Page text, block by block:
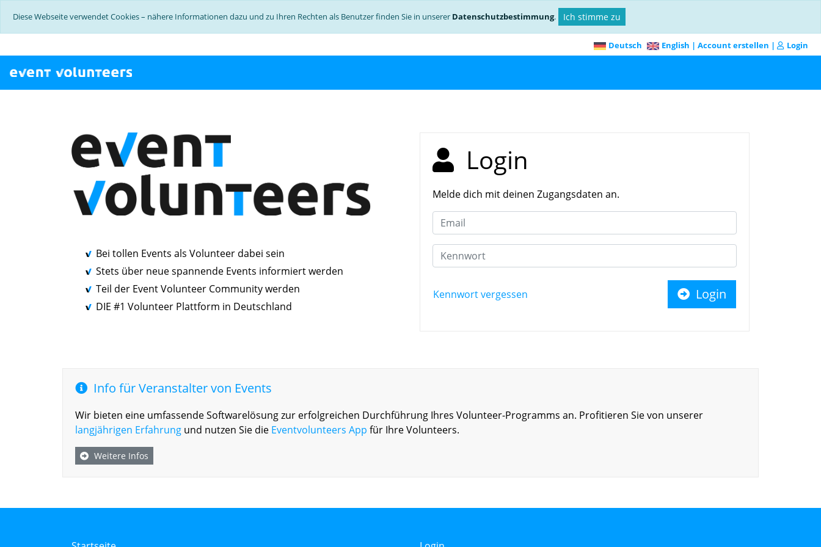
Diese Webseite verwendet Cookies – nähere Informationen dazu und zu Ihren Rechten als Benutzer finden Sie in unserer Datenschutzbestimmung. Ich stimme zu
Deutsch English | Account erstellen | Login
Bei tollen Events als Volunteer dabei sein
Stets über neue spannende Events informiert werden
Teil der Event Volunteer Community werden
DIE #1 Volunteer Plattform in Deutschland
Login
Melde dich mit deinen Zugangsdaten an.
Kennwort vergessen Login
Info für Veranstalter von Events
Wir bieten eine umfassende Softwarelösung zur erfolgreichen Durchführung Ihres Volunteer-Programms an. Profitieren Sie von unserer
langjährigen Erfahrung und nutzen Sie die Eventvolunteers App für Ihre Volunteers.
Weitere Infos